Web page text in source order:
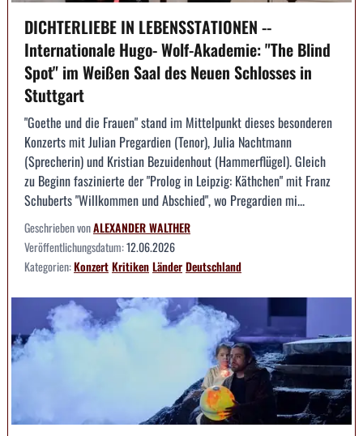
DICHTERLIEBE IN LEBENSSTATIONEN --
Internationale Hugo- Wolf-Akademie: "The Blind
Spot" im Weißen Saal des Neuen Schlosses in
Stuttgart
"Goethe und die Frauen" stand im Mittelpunkt dieses besonderen
Konzerts mit Julian Pregardien (Tenor), Julia Nachtmann
(Sprecherin) und Kristian Bezuidenhout (Hammerflügel). Gleich
zu Beginn faszinierte der "Prolog in Leipzig: Käthchen" mit Franz
Schuberts "Willkommen und Abschied", wo Pregardien mi...
Geschrieben vonALEXANDER WALTHER
Veröffentlichungsdatum:12.06.2026
Kategorien:KonzertKritikenLänderDeutschland